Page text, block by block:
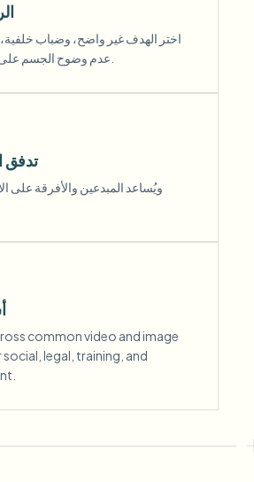
اختر الهدف غير واضح، وضباب خلفية،
تدفق
ويُساعد المبدعين والأفرقة على
common video and image
legal, training, and